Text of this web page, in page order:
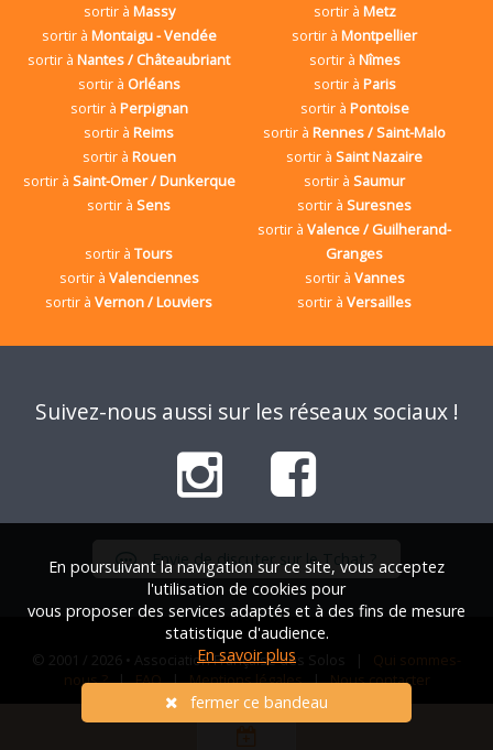
sortir à Massy sortir à Metz
sortir à Montaigu - Vendée sortir àMontpellier
sortir àNantes / Châteaubriant sortir à Nîmes
sortir à Orléans sortir à Paris
sortir à Perpignan sortir à Pontoise
sortir àReims sortir àRennes / Saint-Malo
sortir à Rouen sortir àSaint Nazaire
sortir à Saint-Omer / Dunkerque sortir àSaumur
sortir àSens sortir àSuresnes
sortir àTours
sortir àValence / Guilherand-
Granges
sortir à Valenciennes sortir à Vannes
sortir àVernon / Louviers sortir àVersailles
Suivez-nous aussi sur les réseaux sociaux !
Envie de discuter sur le Tchat ?
© 2001 / 2026 • Association Française des Solos | Qui sommes-
nous ?|FAQ|Mentions légales|Nous contacter
En poursuivant la navigation sur ce site, vous acceptez
l'utilisation de cookies pour
vous proposer des services adaptés et à des fins de mesure
statistique d'audience.
En savoir plus
fermer ce bandeau